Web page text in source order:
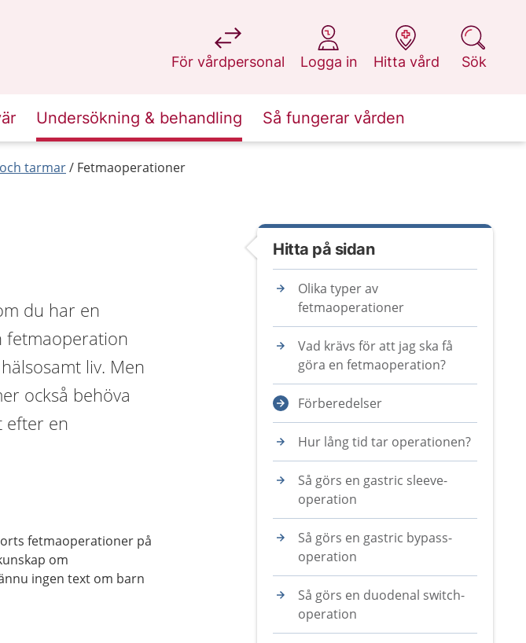
För vårdpersonal
på 1177.se
Logga in
på 1177.se
Hitta vård
på 1177.se
Sök
på 1177.se
Undersökning & behandling Så fungerar vården
tarmar Fetmaoperationer
du har en
fetmaoperation
liv. Men
också behöva
efter en
fetmaoperationer på
om
ingen text om barn
Hitta på sidan
Olika typer av
fetmaoperationer
Vad krävs för att jag ska få
göra en fetmaoperation?
Förberedelser
Hur lång tid tar operationen?
Så görs en gastric sleeve-
operation
Så görs en gastric bypass-
operation
Så görs en duodenal switch-
operation